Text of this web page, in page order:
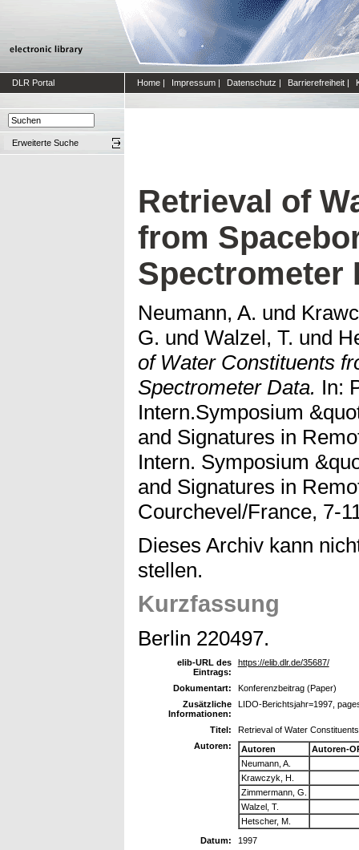
DLR Portal Home | Impressum | Datenschutz | Barrierefreiheit |
Erweiterte Suche
Retrieval of
from
Spectrometer
Neumann, A. und
G. und Walzel, T. und
of Water Constituents
Spectrometer Data. In:
Intern.Symposium
and Signatures in
Intern. Symposium
and Signatures in
Courchevel/France, 7-
Dieses Archiv kann
stellen.
Kurzfassung
Berlin 220497.
elib-URL des
Eintrags:
https://elib.dlr.de/35687/
Dokumentart:
Konferenzbeitrag (Paper)
Zusätzliche
Informationen:
LIDO-Berichtsjahr=1997,
Titel:
Retrieval of Water
Autoren:
Autoren
Autoren-
Neumann, A.
Krawczyk, H.
Zimmermann, G.
Walzel, T.
Hetscher, M.
Datum:
1997